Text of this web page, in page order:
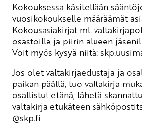
Kokouksessa käsitellään
vuosikokoukselle määräämät
Kokousasiakirjat ml.
osastoille ja piirin alueen
Voit myös kysyä niitä:
Jos olet valtakirjaedustaja ja
paikan päällä, tuo valtakirja
osallistut etänä, lähetä
valtakirja etukäteen
@skp.fi